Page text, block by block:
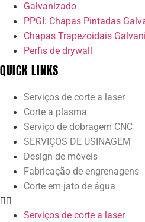
Galvanizado
PPGI: Chapas Pintadas
Chapas Trapezoidais
Perfis de drywall
QUICK LINKS
Serviços de corte a laser
Corte a plasma
Serviço de dobragem CNC
SERVIÇOS DE USINAGEM
Design de móveis
Fabricação de engrenagens
Corte em jato de água
Serviços de corte a laser